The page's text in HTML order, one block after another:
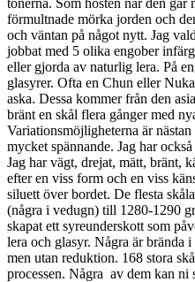
förmultnade mörka jorden och
och väntan på något nytt. Jag
jobbat med 5 olika engober
eller gjorda av naturlig lera. På
glasyrer. Ofta en Chun eller
aska. Dessa kommer från den
bränt en skål flera gånger med
Variationsmöjligheterna är
mycket spännande. Jag har
Jag har vägt, drejat, mätt, bränt,
efter en viss form och en viss
siluett över bordet. De flesta
(några i vedugn) till 1280-1290
skapat ett syreunderskott som
lera och glasyr. Några är brända
men utan reduktion. 168 stora
processen. Några av dem kan ni